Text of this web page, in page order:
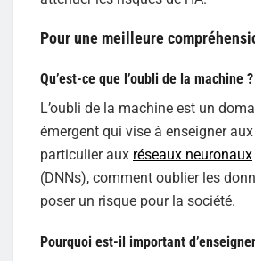
Pour une meilleure
Qu’est-ce que l’oubli de la machine ?
L’oubli de la machine est un
émergent qui vise à enseigner aux
particulier aux réseaux neuronaux
(DNNs), comment oublier les
poser un risque pour la société.
Pourquoi est-il important